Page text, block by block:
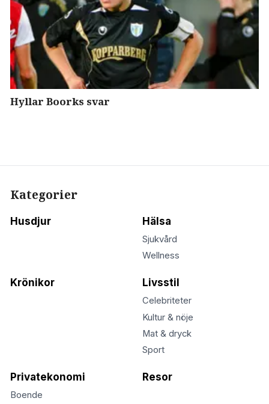
Hyllar Boorks svar
Kategorier
Husdjur Hälsa
Sjukvård
Wellness
Krönikor Livsstil
Celebriteter
Kultur & nöje
Mat & dryck
Sport
Privatekonomi
Boende
Resor